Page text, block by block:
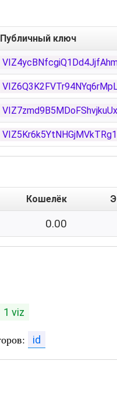
Публичный ключ
Кошелёк
0.00
1 viz
id